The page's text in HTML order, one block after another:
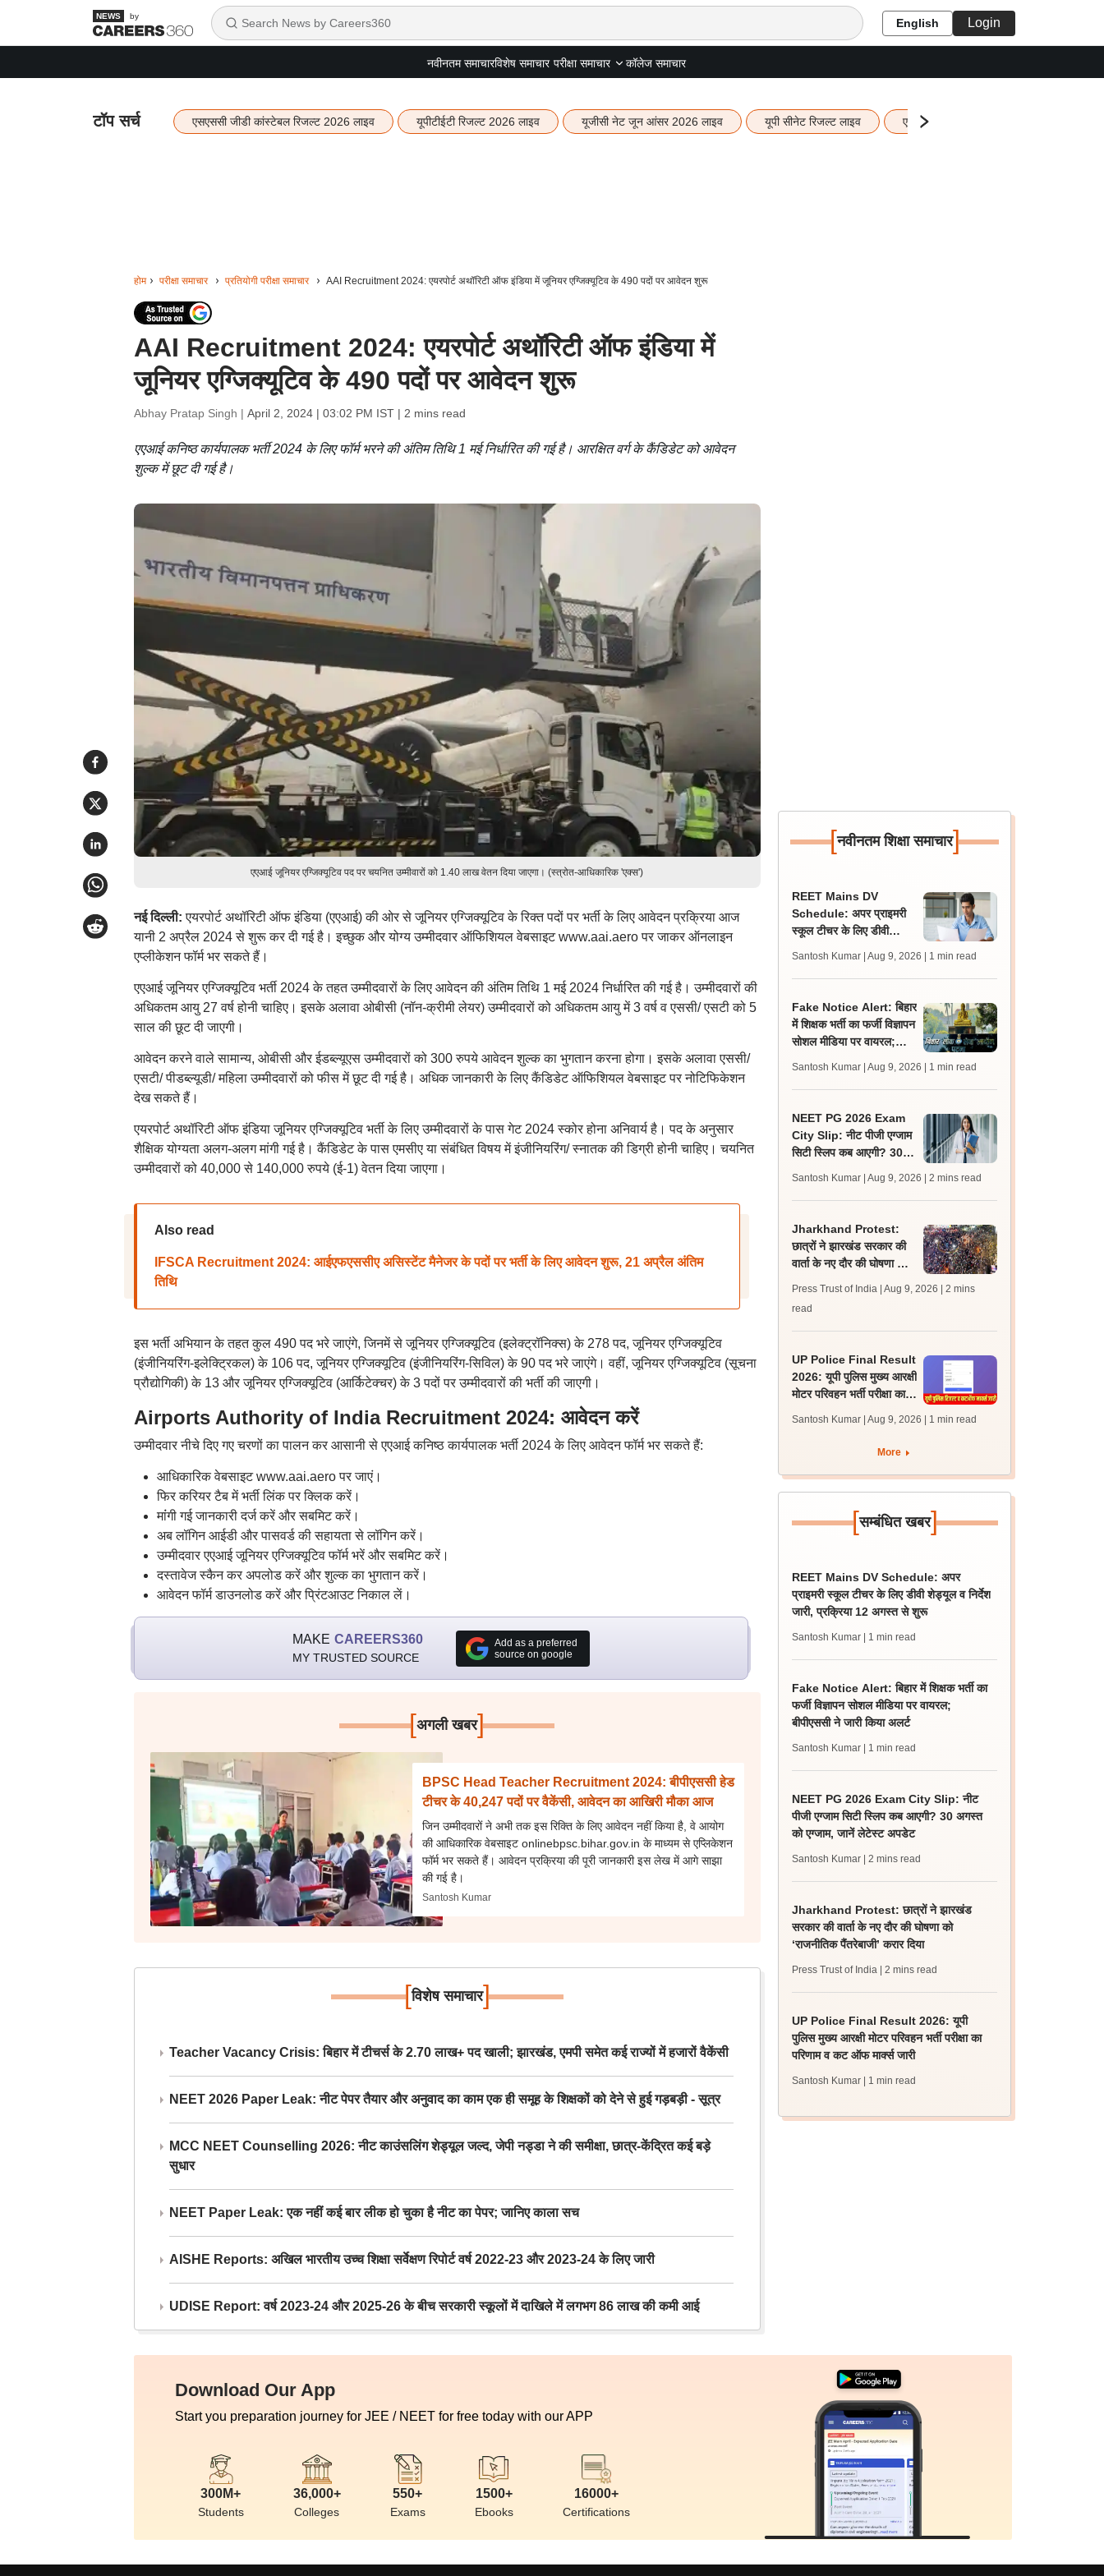
by English Login
नवीनतम समाचारविशेष समाचार परीक्षा समाचार कॉलेज समाचार
टॉप सर्च एसएससी जीडी कांस्टेबल रिजल्ट 2026 लाइव यूपीटीईटी रिजल्ट 2026 लाइव यूजीसी नेट जून आंसर 2026 लाइव यूपी सीनेट रिजल्ट लाइव एचबीएसई 12वीं का रिजल्ट लाइव
होम परीक्षा समाचार प्रतियोगी परीक्षा समाचार AAI Recruitment 2024: एयरपोर्ट अथॉरिटी ऑफ इंडिया में जूनियर एग्जिक्यूटिव के 490 पदों पर आवेदन शुरू
AAI Recruitment 2024: एयरपोर्ट अथॉरिटी ऑफ इंडिया में
जूनियर एग्जिक्यूटिव के 490 पदों पर आवेदन शुरू
Abhay Pratap Singh | April 2, 2024 | 03:02 PM IST| 2 mins read
एएआई कनिष्ठ कार्यपालक भर्ती 2024 के लिए फॉर्म भरने की अंतिम तिथि 1 मई निर्धारित की गई है। आरक्षित वर्ग के कैंडिडेट को आवेदन
शुल्क में छूट दी गई है।
एएआई जूनियर एग्जिक्यूटिव पद पर चयनित उम्मीवारों को 1.40 लाख वेतन दिया जाएगा। (स्त्रोत-आधिकारिक 'एक्स')
नई दिल्ली:एयरपोर्ट अथॉरिटी ऑफ इंडिया (एएआई) की ओर से जूनियर एग्जिक्यूटिव के रिक्त पदों पर भर्ती के लिए आवेदन प्रक्रिया आज
यानी 2 अप्रैल 2024 से शुरू कर दी गई है। इच्छुक और योग्य उम्मीदवार ऑफिशियल वेबसाइट www.aai.aero पर जाकर ऑनलाइन
एप्लीकेशन फॉर्म भर सकते हैं।
एएआई जूनियर एग्जिक्यूटिव भर्ती 2024 के तहत उम्मीदवारों के लिए आवेदन की अंतिम तिथि 1 मई 2024 निर्धारित की गई है। उम्मीदवारों की
अधिकतम आयु 27 वर्ष होनी चाहिए। इसके अलावा ओबीसी (नॉन-क्रीमी लेयर) उम्मीदवारों को अधिकतम आयु में 3 वर्ष व एससी/ एसटी को 5
साल की छूट दी जाएगी।
आवेदन करने वाले सामान्य, ओबीसी और ईडब्ल्यूएस उम्मीदवारों को 300 रुपये आवेदन शुल्क का भुगतान करना होगा। इसके अलावा एससी/
एसटी/ पीडब्ल्यूडी/ महिला उम्मीदवारों को फीस में छूट दी गई है। अधिक जानकारी के लिए कैंडिडेट ऑफिशियल वेबसाइट पर नोटिफिकेशन
देख सकते हैं।
एयरपोर्ट अथॉरिटी ऑफ इंडिया जूनियर एग्जिक्यूटिव भर्ती के लिए उम्मीदवारों के पास गेट 2024 स्कोर होना अनिवार्य है। पद के अनुसार
शैक्षिक योग्यता अलग-अलग मांगी गई है। कैंडिडेट के पास एमसीए या संबंधित विषय में इंजीनियरिंग/ स्नातक की डिग्री होनी चाहिए। चयनित
उम्मीदवारों को 40,000 से 140,000 रुपये (ई-1) वेतन दिया जाएगा।
Also read
IFSCA Recruitment 2024: आईएफएससीए असिस्टेंट मैनेजर के पदों पर भर्ती के लिए आवेदन शुरू, 21 अप्रैल अंतिम
तिथि
इस भर्ती अभियान के तहत कुल 490 पद भरे जाएंगे, जिनमें से जूनियर एग्जिक्यूटिव (इलेक्ट्रॉनिक्स) के 278 पद, जूनियर एग्जिक्यूटिव
(इंजीनियरिंग-इलेक्ट्रिकल) के 106 पद, जूनियर एग्जिक्यूटिव (इंजीनियरिंग-सिविल) के 90 पद भरे जाएंगे। वहीं, जूनियर एग्जिक्यूटिव (सूचना
प्रौद्योगिकी) के 13 और जूनियर एग्जिक्यूटिव (आर्किटेक्चर) के 3 पदों पर उम्मीदवारों की भर्ती की जाएगी।
Airports Authority of India Recruitment 2024: आवेदन करें
उम्मीदवार नीचे दिए गए चरणों का पालन कर आसानी से एएआई कनिष्ठ कार्यपालक भर्ती 2024 के लिए आवेदन फॉर्म भर सकते हैं:
आधिकारिक वेबसाइट www.aai.aero पर जाएं।
फिर करियर टैब में भर्ती लिंक पर क्लिक करें।
मांंगी गई जानकारी दर्ज करें और सबमिट करें।
अब लॉगिन आईडी और पासवर्ड की सहायता से लॉगिन करें।
उम्मीदवार एएआई जूनियर एग्जिक्यूटिव फॉर्म भरें और सबमिट करें।
दस्तावेज स्कैन कर अपलोड करें और शुल्क का भुगतान करें।
आवेदन फॉर्म डाउनलोड करें और प्रिंटआउट निकाल लें।
MAKE CAREERS360
MY TRUSTED SOURCE
Add as a preferred
source on google
[अगली खबर]
BPSC Head Teacher Recruitment 2024: बीपीएससी हेड
टीचर के 40,247 पदों पर वैकेंसी, आवेदन का आखिरी मौका आज
जिन उम्मीदवारों ने अभी तक इस रिक्ति के लिए आवेदन नहीं किया है, वे आयोग
की आधिकारिक वेबसाइट onlinebpsc.bihar.gov.in के माध्यम से एप्लिकेशन
फॉर्म भर सकते हैं। आवेदन प्रक्रिया की पूरी जानकारी इस लेख में आगे साझा
की गई है।
Santosh Kumar
[विशेष समाचार]
Teacher Vacancy Crisis: बिहार में टीचर्स के 2.70 लाख+ पद खाली; झारखंड, एमपी समेत कई राज्यों में हजारों वैकेंसी
NEET 2026 Paper Leak: नीट पेपर तैयार और अनुवाद का काम एक ही समूह के शिक्षकों को देने से हुई गड़बड़ी - सूत्र
MCC NEET Counselling 2026: नीट काउंसलिंग शेड्यूल जल्द, जेपी नड्डा ने की समीक्षा, छात्र-केंद्रित कई बड़े
सुधार
NEET Paper Leak: एक नहीं कई बार लीक हो चुका है नीट का पेपर; जानिए काला सच
AISHE Reports: अखिल भारतीय उच्च शिक्षा सर्वेक्षण रिपोर्ट वर्ष 2022-23 और 2023-24 के लिए जारी
UDISE Report: वर्ष 2023-24 और 2025-26 के बीच सरकारी स्कूलों में दाखिले में लगभग 86 लाख की कमी आई
[नवीनतम शिक्षा समाचार]
REET Mains DV
Schedule: अपर प्राइमरी
स्कूल टीचर के लिए डीवी
प्रक्रिया 12 अगस्त से शुरू
Santosh Kumar | Aug 9, 2026 | 1 min read
Fake Notice Alert: बिहार
में शिक्षक भर्ती का फर्जी विज्ञापन
सोशल मीडिया पर वायरल;
Santosh Kumar | Aug 9, 2026 | 1 min read
NEET PG 2026 Exam
City Slip: नीट पीजी एग्जाम
सिटी स्लिप कब आएगी? 30
Santosh Kumar | Aug 9, 2026 | 2 mins read
Jharkhand Protest:
छात्रों ने झारखंड सरकार की
वार्ता के नए दौर की घोषणा को
Press Trust of India | Aug 9, 2026
| 2 mins
read
UP Police Final Result
2026: यूपी पुलिस मुख्य आरक्षी
मोटर परिवहन भर्ती परीक्षा का
Santosh Kumar | Aug 9, 2026 | 1 min read
More
[सम्बंधित खबर]
REET Mains DV Schedule: अपर
प्राइमरी स्कूल टीचर के लिए डीवी शेड्यूल व निर्देश
जारी, प्रक्रिया 12 अगस्त से शुरू
Santosh Kumar | 1 min read
Fake Notice Alert: बिहार में शिक्षक भर्ती का
फर्जी विज्ञापन सोशल मीडिया पर वायरल;
बीपीएससी ने जारी किया अलर्ट
Santosh Kumar | 1 min read
NEET PG 2026 Exam City Slip: नीट
पीजी एग्जाम सिटी स्लिप कब आएगी? 30 अगस्त
को एग्जाम, जानें लेटेस्ट अपडेट
Santosh Kumar | 2 mins read
Jharkhand Protest: छात्रों ने झारखंड
सरकार की वार्ता के नए दौर की घोषणा को
‘राजनीतिक पैंतरेबाजी’ करार दिया
Press Trust of India | 2 mins read
UP Police Final Result 2026: यूपी
पुलिस मुख्य आरक्षी मोटर परिवहन भर्ती परीक्षा का
परिणाम व कट ऑफ मार्क्स जारी
Santosh Kumar | 1 min read
Download Our App
Start you preparation journey for JEE / NEET for free today with our APP
300M+
Students
36,000+
Colleges
550+
Exams
1500+
Ebooks
16000+
Certifications